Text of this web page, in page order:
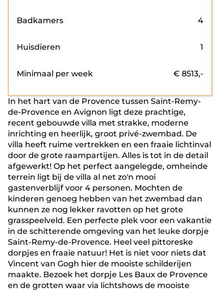
Badkamers 4
Huisdieren 1
Minimaal per week € 8513,-
In het hart van de Provence tussen Saint-Remy-
de-Provence en Avignon ligt deze prachtige,
recent gebouwde villa met strakke, moderne
inrichting en heerlijk, groot privé-zwembad. De
villa heeft ruime vertrekken en een fraaie lichtinval
door de grote raampartijen. Alles is tot in de detail
afgewerkt! Op het perfect aangelegde, omheinde
terrein ligt bij de villa al net zo'n mooi
gastenverblijf voor 4 personen. Mochten de
kinderen genoeg hebben van het zwembad dan
kunnen ze nog lekker ravotten op het grote
grasspeelveld. Een perfecte plek voor een vakantie
in de schitterende omgeving van het leuke dorpje
Saint-Remy-de-Provence. Heel veel pittoreske
dorpjes en fraaie natuur! Het is niet voor niets dat
Vincent van Gogh hier de mooiste schilderijen
maakte. Bezoek het dorpje Les Baux de Provence
en de grotten waar via lichtshows de mooiste